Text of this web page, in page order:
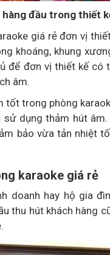
đầu trong thiết
giá rẻ đơn vị
khoáng, khung
để đơn vị thiết kế có
âm.
trong phòng
dụng thảm hút
bảo vừa tản nhiệt
karaoke giá rẻ
doanh hay hộ gia
thu hút khách hàng